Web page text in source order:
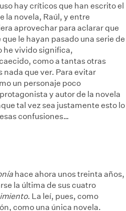
hay críticos que han escrito el
la novela, Raúl, y entre
aprovechar para aclarar que
le hayan pasado una serie de
he vivido significa,
como a tantas otras
nada que ver. Para evitar
un personaje poco
y autor de la novela
tal vez sea justamente esto lo
confusiones…
hace ahora unos treinta años,
la última de sus cuatro
. La leí, pues, como
como una única novela.